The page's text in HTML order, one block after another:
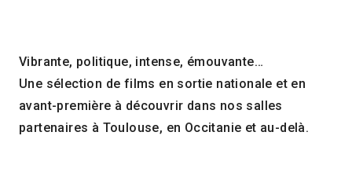
Vibrante, politique, intense, émouvante…
Une sélection de films en sortie nationale et en
avant-première à découvrir dans nos salles
partenaires à Toulouse, en Occitanie et au-delà.